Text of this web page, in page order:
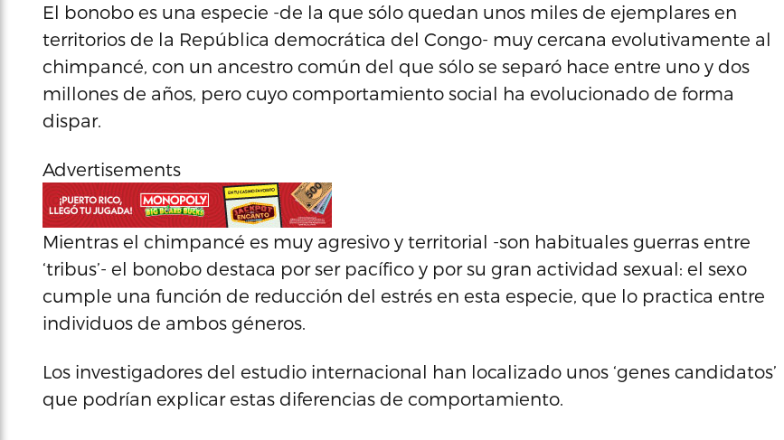
El bonobo es una especie -de la que sólo quedan unos miles de ejemplares en
territorios de la República democrática del Congo- muy cercana evolutivamente al
chimpancé, con un ancestro común del que sólo se separó hace entre uno y dos
millones de años, pero cuyo comportamiento social ha evolucionado de forma
dispar.
Advertisements
Mientras el chimpancé es muy agresivo y territorial -son habituales guerras entre
‘tribus’- el bonobo destaca por ser pacífico y por su gran actividad sexual: el sexo
cumple una función de reducción del estrés en esta especie, que lo practica entre
individuos de ambos géneros.
Los investigadores del estudio internacional han localizado unos ‘genes candidatos’
que podrían explicar estas diferencias de comportamiento.